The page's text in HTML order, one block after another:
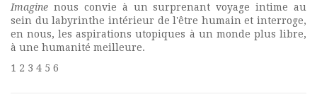
Imagine nous convie à un surprenant voyage intime au
sein du labyrinthe intérieur de l'être humain et interroge,
en nous, les aspirations utopiques à un monde plus libre,
à une humanité meilleure.
1 2 3 4 5 6